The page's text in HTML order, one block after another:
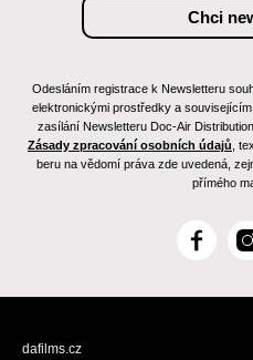
Odesláním registrace k Newsletteru
elektronickými prostředky a
zasílání Newsletteru Doc-Air
Zásady zpracování osobních údajů ,
beru na vědomí práva zde uvedená,
přímého
F
c
I
dafilms.cz